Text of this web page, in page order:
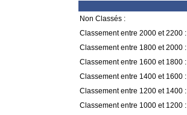
Non Classés :
Classement entre 2000 et 2200 :
Classement entre 1800 et 2000 :
Classement entre 1600 et 1800 :
Classement entre 1400 et 1600 :
Classement entre 1200 et 1400 :
Classement entre 1000 et 1200 :